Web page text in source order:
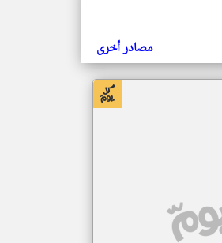
مصادر أخرى